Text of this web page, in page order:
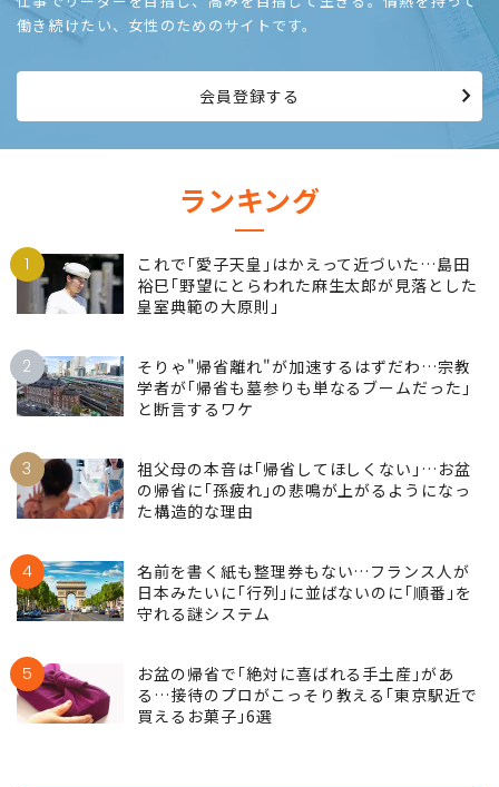
働き続けたい、女性のためのサイトです。
会員登録する
ランキング
1
これで｢愛子天皇｣はかえって近づいた…島田
裕巳｢野望にとらわれた麻生太郎が見落とした
皇室典範の大原則｣
2
そりゃ"帰省離れ"が加速するはずだわ…宗教
学者が｢帰省も墓参りも単なるブームだった｣
と断言するワケ
3
祖父母の本音は｢帰省してほしくない｣…お盆
の帰省に｢孫疲れ｣の悲鳴が上がるようになっ
た構造的な理由
4
名前を書く紙も整理券もない…フランス人が
日本みたいに｢行列｣に並ばないのに｢順番｣を
守れる謎システム
5
お盆の帰省で｢絶対に喜ばれる手土産｣があ
る…接待のプロがこっそり教える｢東京駅近で
買えるお菓子｣6選